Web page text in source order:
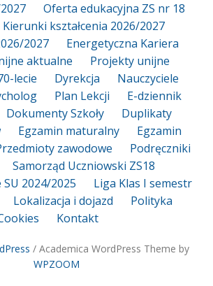
Oferta edukacyjna ZS nr 18
Kierunki kształcenia 2026/2027
2027
Energetyczna Kariera
aktualne
Projekty unijne
lecie Dyrekcja
Nauczyciele
Plan Lekcji
E-dziennik
Dokumenty Szkoły
Duplikaty
Egzamin maturalny
Egzamin
zawodowe
Podręczniki
Samorząd Uczniowski ZS18
2024/2025
Liga Klas I semestr
Lokalizacja i dojazd
Polityka
Kontakt
/ Academica WordPress Theme by
WPZOOM